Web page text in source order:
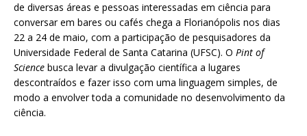
de diversas áreas e pessoas interessadas em ciência para
conversar em bares ou cafés chega a Florianópolis nos dias
22 a 24 de maio, com a participação de pesquisadores da
Universidade Federal de Santa Catarina (UFSC). O Pint of
Science busca levar a divulgação científica a lugares
descontraídos e fazer isso com uma linguagem simples, de
modo a envolver toda a comunidade no desenvolvimento da
ciência.